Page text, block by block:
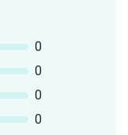
0
0
0
0